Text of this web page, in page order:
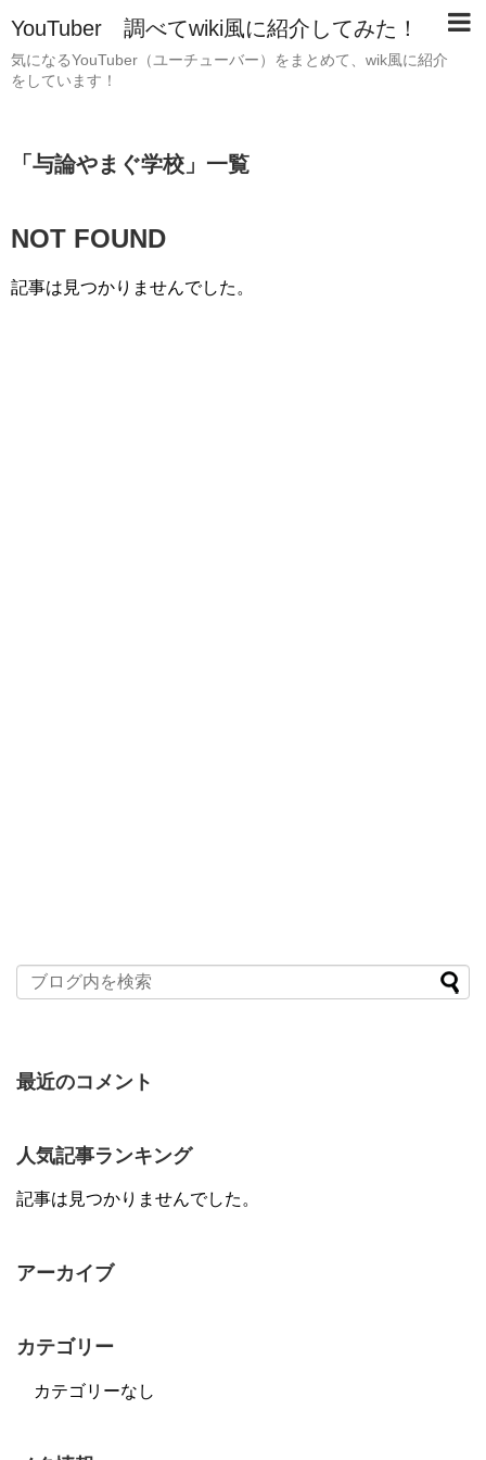
YouTuber 調べてwiki風に紹介してみた！
気になるYouTuber（ユーチューバー）をまとめて、wik風に紹介
をしています！
「 与論やまぐ学校 」 一覧
NOT FOUND
記事は見つかりませんでした。
最近のコメント
人気記事ランキング
記事は見つかりませんでした。
アーカイブ
カテゴリー
カテゴリーなし